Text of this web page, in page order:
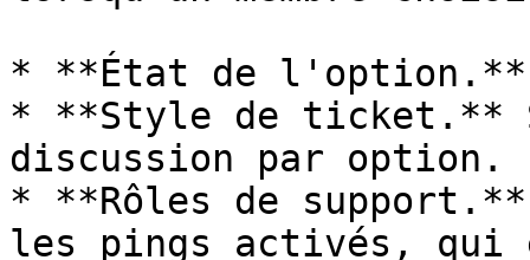
* **État de l'option.**
* **Style de ticket.**
discussion par option.
* **Rôles de
les pings activés, qui